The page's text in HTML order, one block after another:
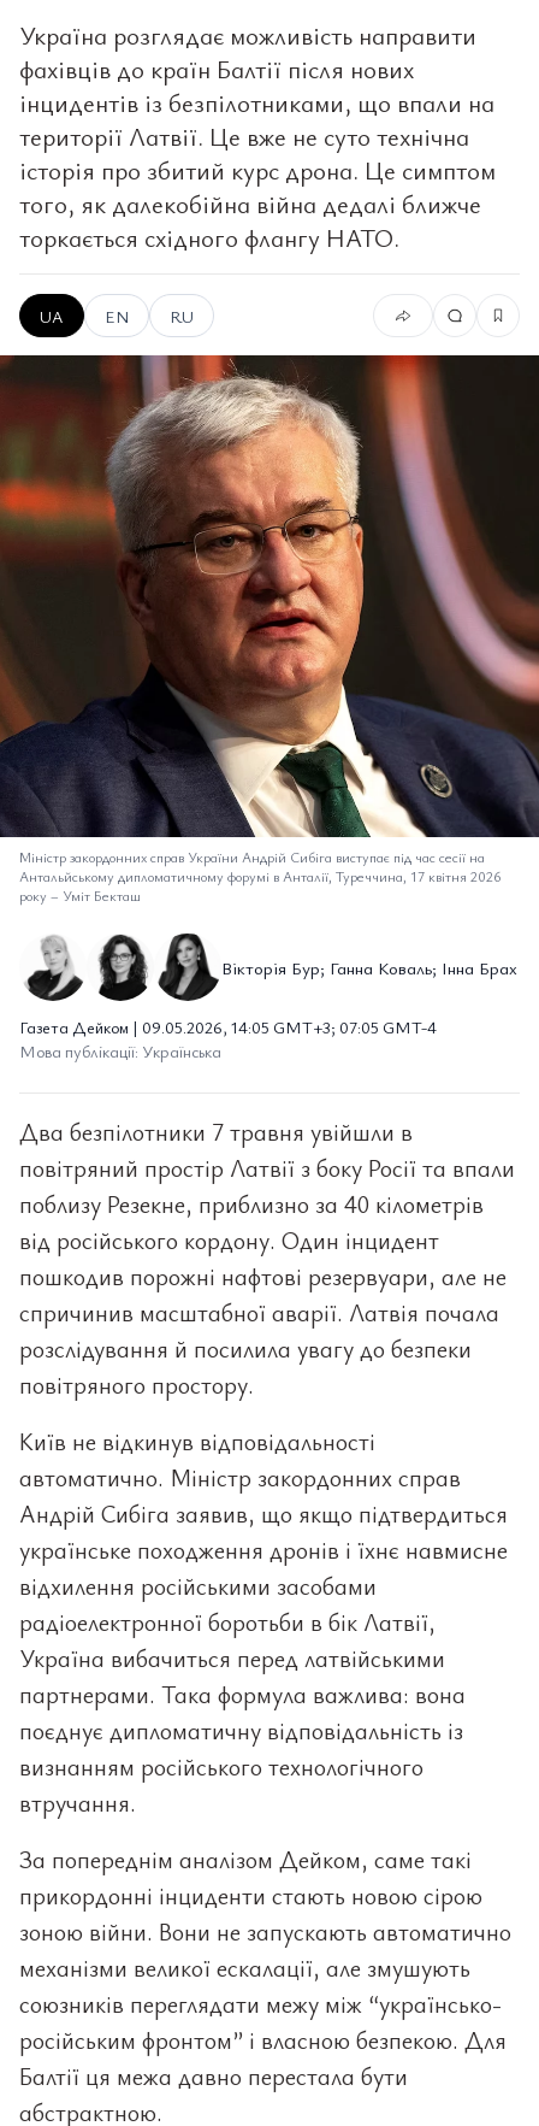
Україна розглядає можливість направити
фахівців до країн Балтії після нових
інцидентів із безпілотниками, що впали на
території Латвії. Це вже не суто технічна
історія про збитий курс дрона. Це симптом
того, як далекобійна війна дедалі ближче
торкається східного флангу НАТО.
UA EN RU
Міністр закордонних справ України Андрій Сибіга виступає під час сесії на
Антальйському дипломатичному форумі в Анталії, Туреччина, 17 квітня 2026
року – Уміт Бекташ
Вікторія Бур; Ганна Коваль; Інна Брах
Газета Дейком | 09.05.2026, 14:05 GMT+3; 07:05 GMT-4
Мова публікації: Українська
Два безпілотники 7 травня увійшли в
повітряний простір Латвії з боку Росії та впали
поблизу Резекне, приблизно за 40 кілометрів
від російського кордону. Один інцидент
пошкодив порожні нафтові резервуари, але не
спричинив масштабної аварії. Латвія почала
розслідування й посилила увагу до безпеки
повітряного простору.
Київ не відкинув відповідальності
автоматично. Міністр закордонних справ
Андрій Сибіга заявив, що якщо підтвердиться
українське походження дронів і їхнє навмисне
відхилення російськими засобами
радіоелектронної боротьби в бік Латвії,
Україна вибачиться перед латвійськими
партнерами. Така формула важлива: вона
поєднує дипломатичну відповідальність із
визнанням російського технологічного
втручання.
За попереднім аналізом Дейком, саме такі
прикордонні інциденти стають новою сірою
зоною війни. Вони не запускають автоматично
механізми великої ескалації, але змушують
союзників переглядати межу між “українсько-
російським фронтом” і власною безпекою. Для
Балтії ця межа давно перестала бути
абстрактною.